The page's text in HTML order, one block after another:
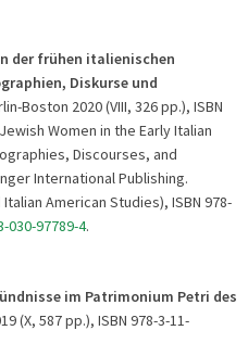
der frühen italienischen
Diskurse und
Boston 2020 (VIII, 326 pp.), ISBN
Women in the Early Italian
Discourses, and
International Publishing.
American Studies), ISBN 978-
030-97789-4.
im Patrimonium Petri des
(X, 587 pp.), ISBN 978-3-11-